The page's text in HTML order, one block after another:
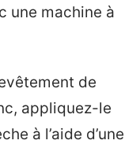
une machine à
de
appliquez-le
à l’aide d’une